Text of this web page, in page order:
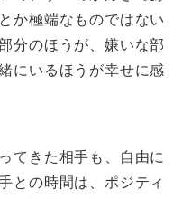
か極端なものではない
分のほうが、嫌いな部
にいるほうが幸せに感
てきた相手も、自由に
との時間は、ポジティ